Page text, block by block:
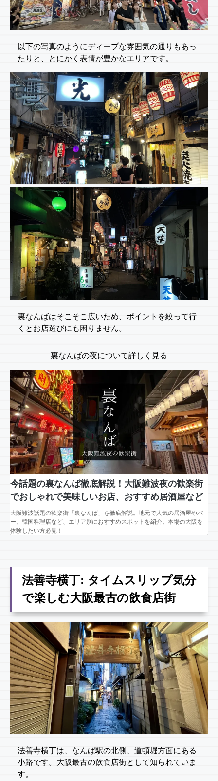
以下の写真のようにディープな雰囲気の通りもあっ
たりと、とにかく表情が豊かなエリアです。
裏なんばはそこそこ広いため、ポイントを絞って行
くとお店選びにも困りません。
裏なんばの夜について詳しく見る
今話題の裏なんば徹底解説！大阪難波夜の歓楽街
でおしゃれで美味しいお店、おすすめ居酒屋など
大阪難波話題の歓楽街「裏なんば」を徹底解説。地元で人気の居酒屋やバ
ー、韓国料理店など、エリア別におすすめスポットを紹介。本場の大阪を
体験したい方必見！
法善寺横丁: タイムスリップ気分
で楽しむ大阪最古の飲食店街
法善寺横丁は、なんば駅の北側、道頓堀方面にある
小路です。大阪最古の飲食店街として知られていま
す。